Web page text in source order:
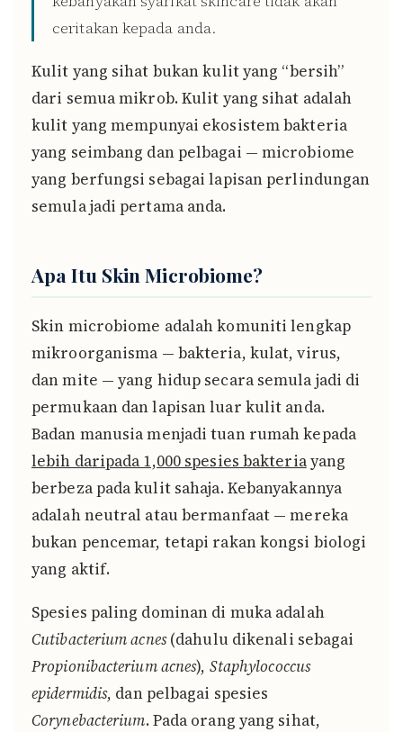
ceritakan kepada anda.
Kulit yang sihat bukan kulit yang “bersih”
dari semua mikrob. Kulit yang sihat adalah
kulit yang mempunyai ekosistem bakteria
yang seimbang dan pelbagai — microbiome
yang berfungsi sebagai lapisan perlindungan
semula jadi pertama anda.
Apa Itu Skin Microbiome?
Skin microbiome adalah komuniti lengkap
mikroorganisma — bakteria, kulat, virus,
dan mite — yang hidup secara semula jadi di
permukaan dan lapisan luar kulit anda.
Badan manusia menjadi tuan rumah kepada
lebih daripada 1,000 spesies bakteriayang
berbeza pada kulit sahaja. Kebanyakannya
adalah neutral atau bermanfaat — mereka
bukan pencemar, tetapi rakan kongsi biologi
yang aktif.
Spesies paling dominan di muka adalah
Cutibacterium acnes(dahulu dikenali sebagai
Propionibacterium acnes), Staphylococcus
epidermidis, dan pelbagai spesies
Corynebacterium. Pada orang yang sihat,